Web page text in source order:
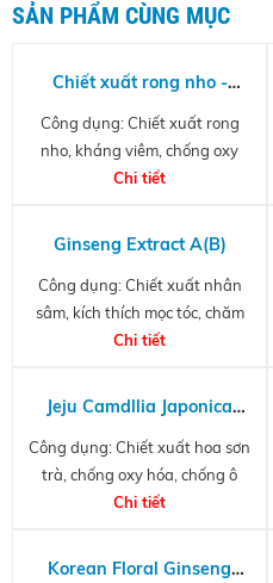
SẢN PHẨM CÙNG MỤC
Chiết xuất rong nho -
Caulerpa Lentillifera
Extract
Công dụng: Chiết xuất rong
nho, kháng viêm, chống oxy
hóa, làm lành vết thương
Chi tiết
Ginseng Extract A(B)
Công dụng: Chiết xuất nhân
sâm, kích thích mọc tóc, chăm
sóc da toàn diện
Chi tiết
Jeju Camdllia Japonica
Flower Extract G (PG)
Công dụng: Chiết xuất hoa sơn
trà, chống oxy hóa, chống ô
nhiễm
Chi tiết
Korean Floral Ginseng